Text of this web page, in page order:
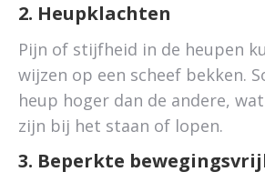
2. Heupklachten
Pijn of stijfheid in de heupen
wijzen op een scheef bekken.
heup hoger dan de andere,
zijn bij het staan of lopen.
3. Beperkte